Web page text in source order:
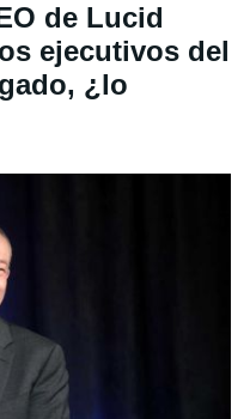
de Lucid
ejecutivos del
¿lo